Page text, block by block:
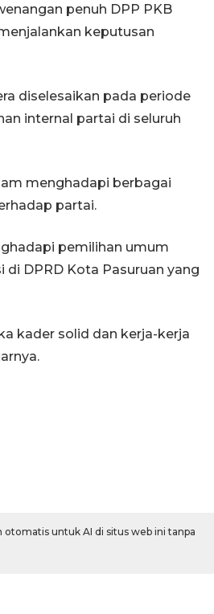
penuh DPP PKB
keputusan
diselesaikan pada periode
internal partai di seluruh
menghadapi berbagai
partai.
pemilihan umum
DPRD Kota Pasuruan yang
kader solid dan kerja-kerja
untuk AI di situs web ini tanpa
PPPA tekankan